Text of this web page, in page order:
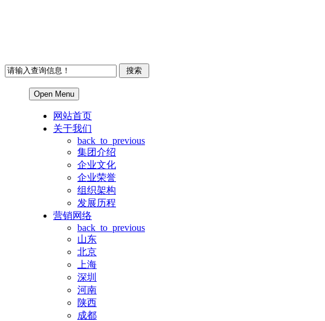
Open Menu
网站首页
关于我们
back_to_previous
集团介绍
企业文化
企业荣誉
组织架构
发展历程
营销网络
back_to_previous
山东
北京
上海
深圳
河南
陕西
成都